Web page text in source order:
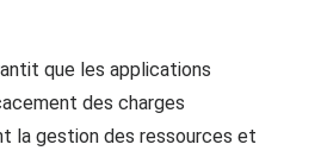
que les applications
des charges
la gestion des ressources et